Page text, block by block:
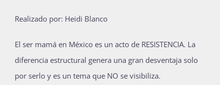
Súmate
Realizado por: Heidi Blanco
El ser mamá en México es un acto de RESISTENCIA. La
diferencia estructural genera una gran desventaja solo
por serlo y es un tema que NO se visibiliza.